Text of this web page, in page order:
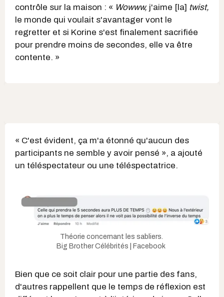
contrôle sur la maison : « Wowww, j'aime [la] twist,
le monde qui voulait s'avantager vont le
regretter et si Korine s'est finalement sacrifiée
pour prendre moins de secondes, elle va être
contente. »
« C'est évident, ça m'a étonné qu'aucun des
participants ne semble y avoir pensé », a ajouté
un téléspectateur ou une téléspectatrice.
Théorie concernant les sabliers.
Big Brother Célébrités | Facebook
Bien que ce soit clair pour une partie des fans,
d'autres rappellent que le temps de réflexion est